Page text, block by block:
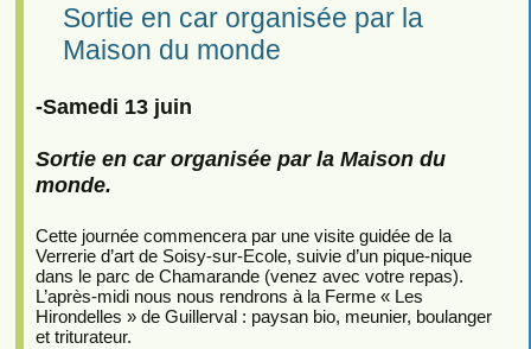
Sortie en car organisée par la
Maison du monde
-Samedi 13 juin
Sortie en car organisée par la Maison du
monde.
Cette journée commencera par une visite guidée de la
Verrerie d’art de Soisy-sur-Ecole, suivie d’un pique-nique
dans le parc de Chamarande (venez avec votre repas).
L’après-midi nous nous rendrons à la Ferme « Les
Hirondelles » de Guillerval : paysan bio, meunier, boulanger
et triturateur.